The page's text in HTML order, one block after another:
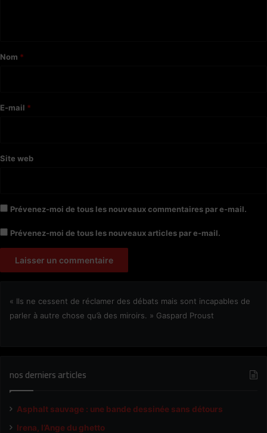
a
e
Nom *
E-mail *
Site web
Prévenez-moi de tous les nouveaux commentaires par e-mail.
Prévenez-moi de tous les nouveaux articles par e-mail.
« Ils ne cessent de réclamer des débats mais sont incapables de
parler à autre chose qu’à des miroirs. » Gaspard Proust
nos derniers articles
Asphalt sauvage : une bande dessinée sans détours
Irena, l’Ange du ghetto